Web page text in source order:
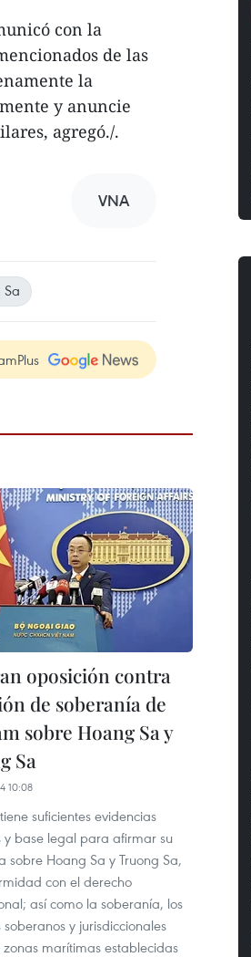
con la
de las
la
y anuncie
agregó./.
VNA
oposición contra
de soberanía de
sobre Hoang Sa y
Sa
10:08
suficientes evidencias
y base legal para afirmar su
sobre Hoang Sa y Truong Sa,
con el derecho
así como la soberanía, los
soberanos y jurisdiccionales
zonas marítimas establecidas